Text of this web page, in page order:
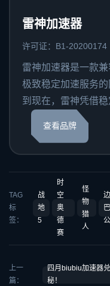
雷神加速器
许可证：B1-20200174
雷神加速器是一款
极致稳定加速服务
到现在，雷神凭借稳
查看品牌
TAG
标
签：
战
地
5
时
空
奥
德
赛
怪
物
猎
人
上一
篇：
四月biubiu加速器
秘！